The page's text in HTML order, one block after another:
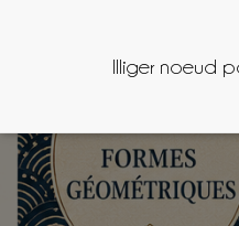
Illiger noeud